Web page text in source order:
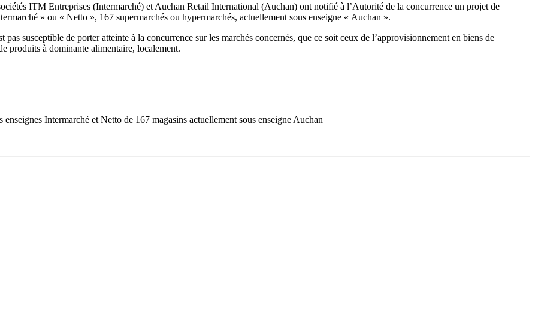
ITM Entreprises (Intermarché) et Auchan Retail International (Auchan) ont notifié à l’Autorité de la concurrence un projet de
» ou « Netto », 167 supermarchés ou hypermarchés, actuellement sous enseigne « Auchan ».
susceptible de porter atteinte à la concurrence sur les marchés concernés, que ce soit ceux de l’approvisionnement en biens de
produits à dominante alimentaire, localement.
Intermarché et Netto de 167 magasins actuellement sous enseigne Auchan